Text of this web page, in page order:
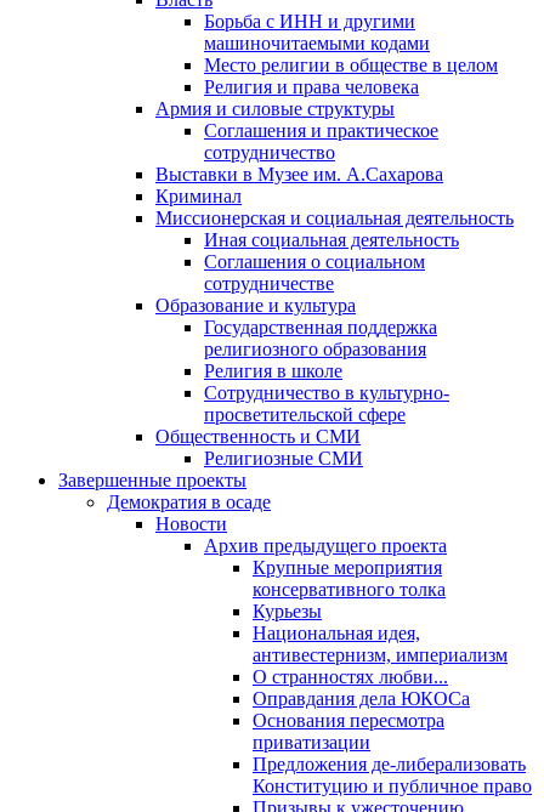
Борьба с ИНН и другими
машиночитаемыми кодами
Место религии в обществе в целом
Религия и права человека
Армия и силовые структуры
Соглашения и практическое
сотрудничество
Выставки в Музее им. А.Сахарова
Криминал
Миссионерская и социальная деятельность
Иная социальная деятельность
Соглашения о социальном
сотрудничестве
Образование и культура
Государственная поддержка
религиозного образования
Религия в школе
Сотрудничество в культурно-
просветительской сфере
Общественность и СМИ
Религиозные СМИ
Завершенные проекты
Демократия в осаде
Новости
Архив предыдущего проекта
Крупные мероприятия
консервативного толка
Курьезы
Национальная идея,
антивестернизм, империализм
О странностях любви...
Оправдания дела ЮКОСа
Основания пересмотра
приватизации
Предложения де-либерализовать
Конституцию и публичное право
Призывы к ужесточению